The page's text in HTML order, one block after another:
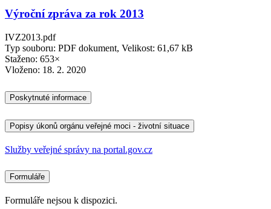
Výroční zpráva za rok 2013
IVZ2013.pdf
Typ souboru: PDF dokument, Velikost: 61,67 kB
Staženo: 653×
Vloženo: 18. 2. 2020
Poskytnuté informace
Popisy úkonů orgánu veřejné moci - životní situace
Služby veřejné správy na portal.gov.cz
Formuláře
Formuláře nejsou k dispozici.